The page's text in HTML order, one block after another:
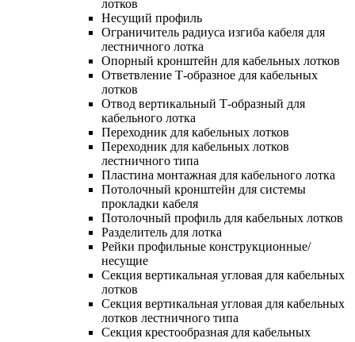
лотков
Несущий профиль
Ограничитель радиуса изгиба кабеля для
лестничного лотка
Опорный кронштейн для кабельных лотков
Ответвление Т-образное для кабельных
лотков
Отвод вертикальный Т-образный для
кабельного лотка
Переходник для кабельных лотков
Переходник для кабельных лотков
лестничного типа
Пластина монтажная для кабельного лотка
Потолочный кронштейн для системы
прокладки кабеля
Потолочный профиль для кабельных лотков
Разделитель для лотка
Рейки профильные конструкционные/
несущие
Секция вертикальная угловая для кабельных
лотков
Секция вертикальная угловая для кабельных
лотков лестничного типа
Секция крестообразная для кабельных